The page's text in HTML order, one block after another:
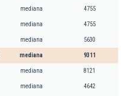
mediana 4755
mediana 4755
mediana 5630
mediana 9311
mediana 8121
mediana 4642